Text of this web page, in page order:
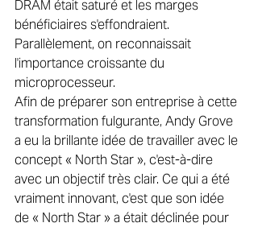
DRAM était saturé et les marges
bénéficiaires s'effondraient.
Parallèlement, on reconnaissait
l'importance croissante du
microprocesseur.
Afin de préparer son entreprise à cette
transformation fulgurante, Andy Grove
a eu la brillante idée de travailler avec le
concept « North Star », c'est-à-dire
avec un objectif très clair. Ce qui a été
vraiment innovant, c'est que son idée
de « North Star » a était déclinée pour